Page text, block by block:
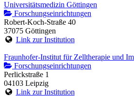
Universitätsmedizin Göttingen
Forschungseinrichtungen
Robert-Koch-Straße 40
37075 Göttingen
Link zur Institution
Fraunhofer-Institut für Zelltherapie und
Forschungseinrichtungen
Perlickstraße 1
04103 Leipzig
Link zur Institution